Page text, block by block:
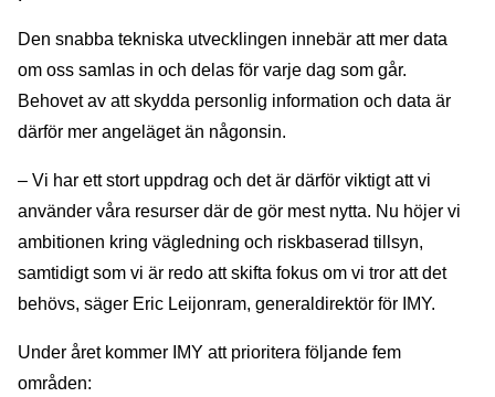
Den snabba tekniska utvecklingen innebär att mer data
om oss samlas in och delas för varje dag som går.
Behovet av att skydda personlig information och data är
därför mer angeläget än någonsin.
– Vi har ett stort uppdrag och det är därför viktigt att vi
använder våra resurser där de gör mest nytta. Nu höjer vi
ambitionen kring vägledning och riskbaserad tillsyn,
samtidigt som vi är redo att skifta fokus om vi tror att det
behövs, säger Eric Leijonram, generaldirektör för IMY.
Under året kommer IMY att prioritera följande fem
områden: